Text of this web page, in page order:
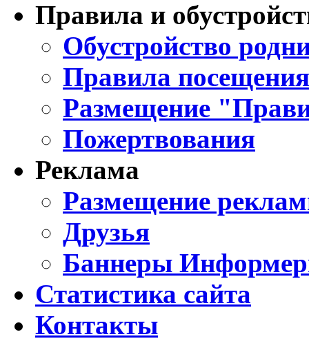
Правила и
Обустройство
Правила
Размещение
Пожертвования
Реклама
Размещение
Друзья
Баннеры
Статистика сайта
Контакты